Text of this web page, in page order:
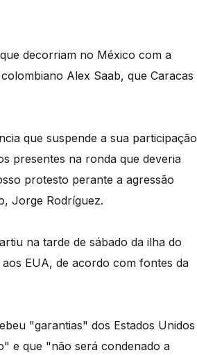
decorriam no México com a
Alex Saab, que Caracas
que suspende a sua participação
presentes na ronda que deveria
protesto perante a agressão
Jorge Rodríguez.
na tarde de sábado da ilha do
EUA, de acordo com fontes da
"garantias" dos Estados Unidos
e que "não será condenado a